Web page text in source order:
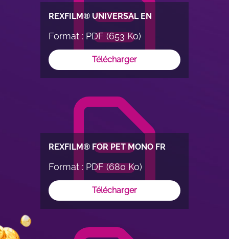
REXFILM® UNIVERSAL EN
Format : PDF (653 Ko)
Télécharger
REXFILM® FOR PET MONO FR
Format : PDF (680 Ko)
Télécharger